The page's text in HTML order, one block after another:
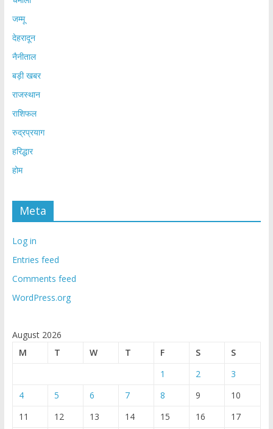
जम्मू
देहरादून
नैनीताल
बड़ी खबर
राजस्थान
राशिफल
रुद्रप्रयाग
हरिद्धार
होम
Meta
Log in
Entries feed
Comments feed
WordPress.org
August 2026
M
T W T F S
S
1
2
3
4
5 6 7 8 9
10
11
12 13 14 15 16 17